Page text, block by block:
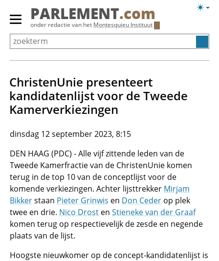
Overslaan
Primair
menu
tonen/verbergen
PARLEMENT.com
onder redactie van het Montesquieu Instituut
ChristenUnie presenteert
kandidatenlijst voor de Tweede
Kamerverkiezingen
dinsdag 12 september 2023, 8:15
DEN HAAG (PDC) - Alle vijf zittende leden van de
Tweede Kamerfractie van de ChristenUnie komen
terug in de top 10 van de conceptlijst voor de
komende verkiezingen. Achter lijsttrekker Mirjam
Bikkerstaan Pieter Grinwis en Don Ceder op plek
twee en drie. Nico Drost en Stieneke van der Graaf
komen terug op respectievelijk de zesde en negende
plaats van de lijst.
Hoogste nieuwkomer op de concept-kandidatenlijst is